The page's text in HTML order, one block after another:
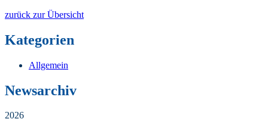
zurück zur Übersicht
Kategorien
Allgemein
Newsarchiv
2026